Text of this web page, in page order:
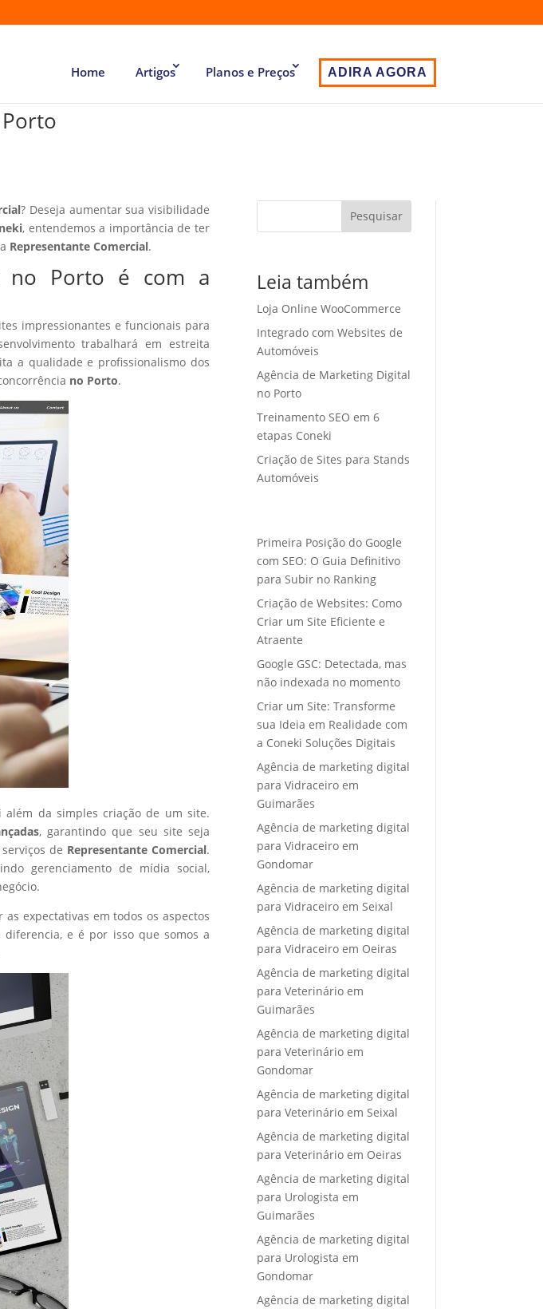
Home Artigos Planos e Preços ADIRA AGORA
? Deseja aumentar sua visibilidade
, entendemos a importância de ter
Representante Comercial.
no Porto é com a
impressionantes e funcionais para
trabalhará em estreita
a qualidade e profissionalismo dos
no Porto.
além da simples criação de um site.
, garantindo que seu site seja
de Representante Comercial.
gerenciamento de mídia social,
expectativas em todos os aspectos
e é por isso que somos a
Pesquisar
Leia também
Loja Online WooCommerce
Integrado com Websites de
Automóveis
Agência de Marketing Digital
no Porto
Treinamento SEO em 6
etapas Coneki
Criação de Sites para Stands
Automóveis
Primeira Posição do Google
com SEO: O Guia Definitivo
para Subir no Ranking
Criação de Websites: Como
Criar um Site Eficiente e
Atraente
Google GSC: Detectada, mas
não indexada no momento
Criar um Site: Transforme
sua Ideia em Realidade com
a Coneki Soluções Digitais
Agência de marketing digital
para Vidraceiro em
Guimarães
Agência de marketing digital
para Vidraceiro em
Gondomar
Agência de marketing digital
para Vidraceiro em Seixal
Agência de marketing digital
para Vidraceiro em Oeiras
Agência de marketing digital
para Veterinário em
Guimarães
Agência de marketing digital
para Veterinário em
Gondomar
Agência de marketing digital
para Veterinário em Seixal
Agência de marketing digital
para Veterinário em Oeiras
Agência de marketing digital
para Urologista em
Guimarães
Agência de marketing digital
para Urologista em
Gondomar
Agência de marketing digital